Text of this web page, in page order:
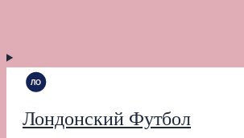
Лондонский Футбол